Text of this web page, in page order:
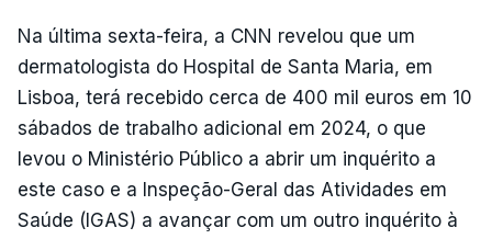
Na última sexta-feira, a CNN revelou que um
dermatologista do Hospital de Santa Maria, em
Lisboa, terá recebido cerca de 400 mil euros em 10
sábados de trabalho adicional em 2024, o que
levou o Ministério Público a abrir um inquérito a
este caso e a Inspeção-Geral das Atividades em
Saúde (IGAS) a avançar com um outro inquérito à